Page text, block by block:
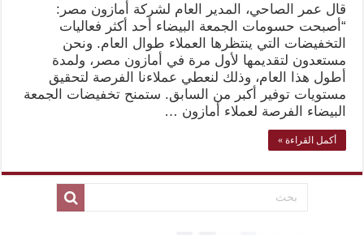
قال عمر الصاحي، المدير العام لشركة أمازون مصر:
“أصبحت حسومات الجمعة البيضاء أحد أكثر فعاليات
التخفيضات التي ينتظرها العملاء طوال العام. ونحن
مستعدون لتقديمها لأول مرة في أمازون مصر، ولمدة
أطول هذا العام، وذلك لنعطي عملاءنا الفرصة لتحقيق
مستويات توفير أكبر من السابق. ستمنح تخفيضات الجمعة
البيضاء الفرصة لعملاء أمازون …
أكمل القراءة »